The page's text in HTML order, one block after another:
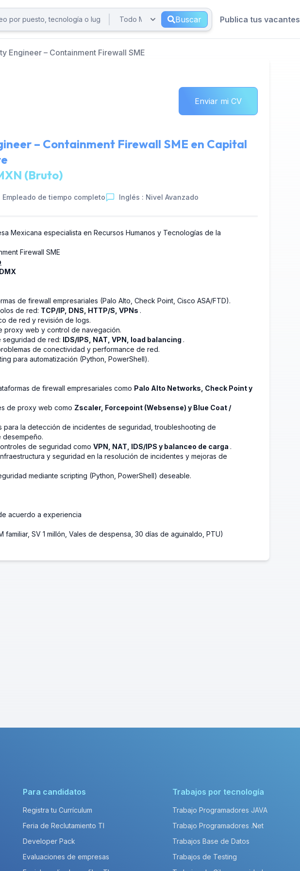
Buscar Publica tus vacantes
Engineer – Containment Firewall SME
Enviar mi CV
– Containment Firewall SME en Capital
(Bruto)
Empleado de tiempo completo Inglés : Nivel Avanzado
Mexicana especialista en Recursos Humanos y Tecnologías de la
Firewall SME
de firewall empresariales (Palo Alto, Check Point, Cisco ASA/FTD).
de red: TCP/IP, DNS, HTTP/S, VPNs .
de red y revisión de logs.
proxy web y control de navegación.
seguridad de red: IDS/IPS, NAT, VPN, load balancing .
de conectividad y performance de red.
para automatización (Python, PowerShell).
de firewall empresariales como Palo Alto Networks, Check Point y
de proxy web como Zscaler, Forcepoint (Websense) y Blue Coat /
para la detección de incidentes de seguridad, troubleshooting de
desempeño.
de seguridad como VPN, NAT, IDS/IPS y balanceo de carga .
y seguridad en la resolución de incidentes y mejoras de
mediante scripting (Python, PowerShell) deseable.
acuerdo a experiencia
familiar, SV 1 millón, Vales de despensa, 30 días de aguinaldo, PTU)
Para candidatos
Registra tu Currículum
Feria de Reclutamiento TI
Developer Pack
Evaluaciones de empresas
Trabajos por tecnología
Trabajo Programadores JAVA
Trabajo Programadores .Net
Trabajos Base de Datos
Trabajos de Testing